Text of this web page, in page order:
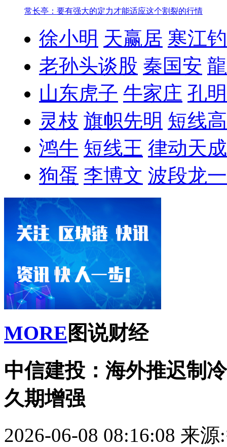
常长亭：要有强大的定力才能适应这个割裂的行情
徐小明 天赢居 寒江
老孙头谈股 秦国安
山东虎子 牛家庄 孔
灵枝 旗帜先明 短线
鸿牛 短线王 律动天成
狗蛋 李博文 波段龙一
MORE 图说财经
中信建投：海外推迟制
久期增强
2026-06-08 08:16:08 来源